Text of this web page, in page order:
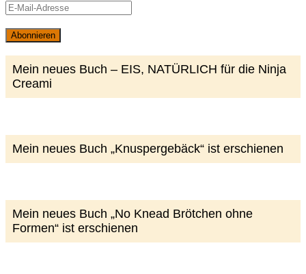
E-
Adresse
Abonnieren
Mein neues Buch – EIS, NATÜRLICH für die Ninja
Creami
Mein neues Buch „Knuspergebäck“ ist erschienen
Mein neues Buch „No Knead Brötchen ohne
Formen“ ist erschienen